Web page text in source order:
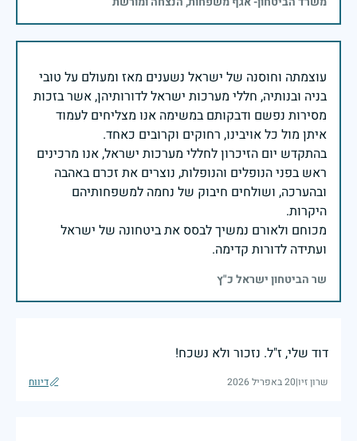
עוצמתה וחוסנה של ישראל נשענים מאז ומעולם על טובי
בניה ובנותיה, חללי מערכות ישראל לדורותיהן, אשר בזכות
מסירות נפשם ודבקותם במשימה אנו מצליחים לעמוד
בהתקדש יום הזיכרון לחללי מערכות ישראל, אנו מרכינים
ראש בפני הנופלים והנופלות, נוצרים את זכרם באהבה
ובהערכה, ושולחים חיבוק של נחמה למשפחותיהם
מכוחם ולאורם נמשיך לבסס את ביטחונה של ישראל
ועתידה לדורות קדימה.
שר הביטחון ישראל כ"ץ
דוד שלי, ז"ל. נזכור ולא נשכח!
שרון זיו|20 באפריל 2026 דיווח